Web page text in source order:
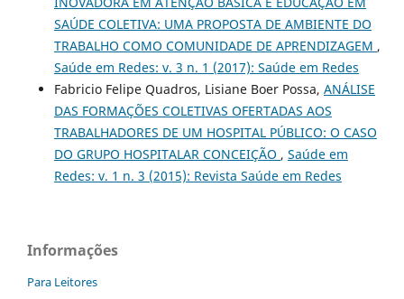
SAÚDE COLETIVA: UMA PROPOSTA DE AMBIENTE DO
TRABALHO COMO COMUNIDADE DE APRENDIZAGEM ,
Saúde em Redes: v. 3 n. 1 (2017): Saúde em Redes
Fabricio Felipe Quadros, Lisiane Boer Possa, ANÁLISE
DAS FORMAÇÕES COLETIVAS OFERTADAS AOS
TRABALHADORES DE UM HOSPITAL PÚBLICO: O CASO
DO GRUPO HOSPITALAR CONCEIÇÃO , Saúde em
Redes: v. 1 n. 3 (2015): Revista Saúde em Redes
Informações
Para Leitores